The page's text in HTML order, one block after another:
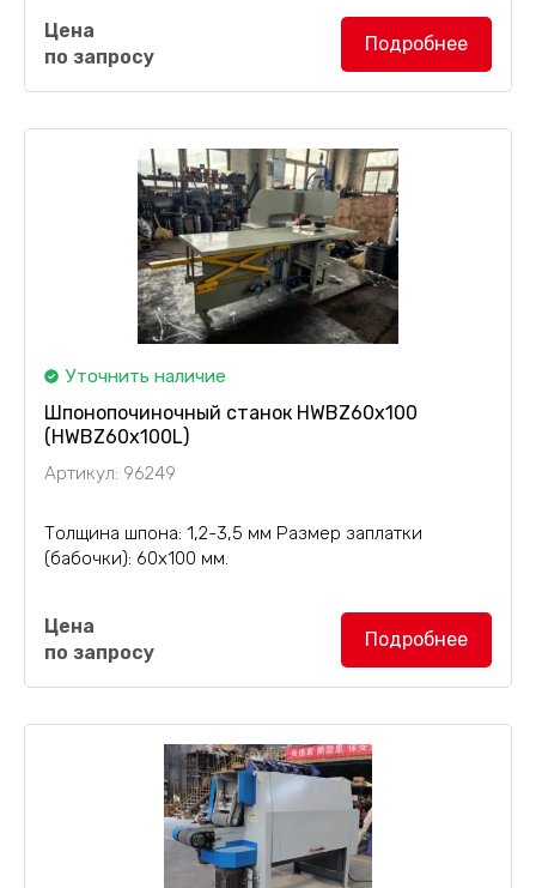
Роторный окорочный станок для больших
диаметров BBP1206
оснащен подающим
конвейером, а также конвейером под отходы и
поштучной выдачи, раскаточным транспортером.
Цена
по запросу
Подробнее
Уточнить наличие
Шпонопочиночный станок HWBZ60x100
(HWBZ60x100L)
Артикул: 96249
Толщина шпона: 1,2-3,5 мм Размер заплатки
(бабочки): 60х100 мм.
Шпонопочиночный станок с автоподачей
HWBZ60x100 (HWBZ60x100L)
оснащен
автоматическим подающим бункером, который
позволяет осуществить долгосрочную работу
Цена
по запросу
Подробнее